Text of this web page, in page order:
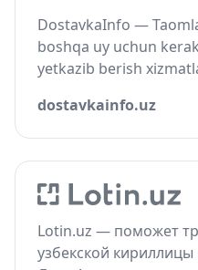
DostavkaInfo —
boshqa uy uchun
yetkazib berish
dostavkainfo.uz
Lotin.uz — поможет
узбекской